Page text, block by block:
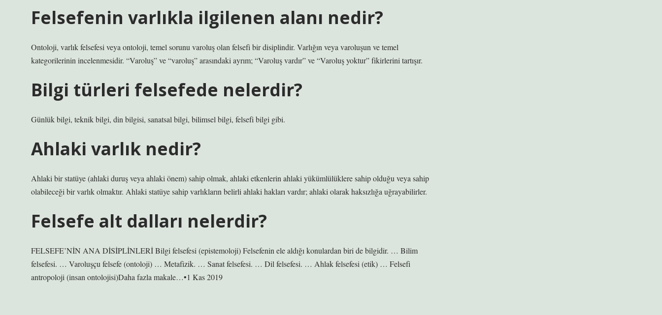
Felsefenin varlıkla ilgilenen alanı nedir?
Ontoloji, varlık felsefesi veya ontoloji, temel sorunu varoluş olan felsefi bir disiplindir. Varlığın veya varoluşun ve temel
kategorilerinin incelenmesidir. “Varoluş” ve “varoluş” arasındaki ayrım; “Varoluş vardır” ve “Varoluş yoktur” fikirlerini tartışır.
Bilgi türleri felsefede nelerdir?
Günlük bilgi, teknik bilgi, din bilgisi, sanatsal bilgi, bilimsel bilgi, felsefi bilgi gibi.
Ahlaki varlık nedir?
Ahlaki bir statüye (ahlaki duruş veya ahlaki önem) sahip olmak, ahlaki etkenlerin ahlaki yükümlülüklere sahip olduğu veya sahip
olabileceği bir varlık olmaktır. Ahlaki statüye sahip varlıkların belirli ahlaki hakları vardır; ahlaki olarak haksızlığa uğrayabilirler.
Felsefe alt dalları nelerdir?
FELSEFE’NİN ANA DİSİPLİNLERİ Bilgi felsefesi (epistemoloji) Felsefenin ele aldığı konulardan biri de bilgidir. … Bilim
felsefesi. … Varoluşçu felsefe (ontoloji) … Metafizik. … Sanat felsefesi. … Dil felsefesi. … Ahlak felsefesi (etik) … Felsefi
antropoloji (insan ontolojisi)Daha fazla makale…•1 Kas 2019